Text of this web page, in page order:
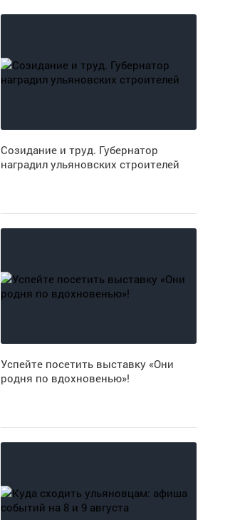
Созидание и труд. Губернатор
наградил ульяновских строителей
Успейте посетить выставку «Они
родня по вдохновенью»!